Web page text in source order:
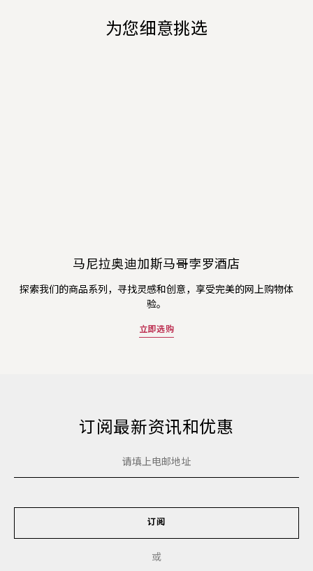
为您细意挑选
马尼拉奥迪加斯马哥孛罗酒店
探索我们的商品系列，寻找灵感和创意，享受完美的网上购物体
验。
立即选购
订阅最新资讯和优惠
订阅
或